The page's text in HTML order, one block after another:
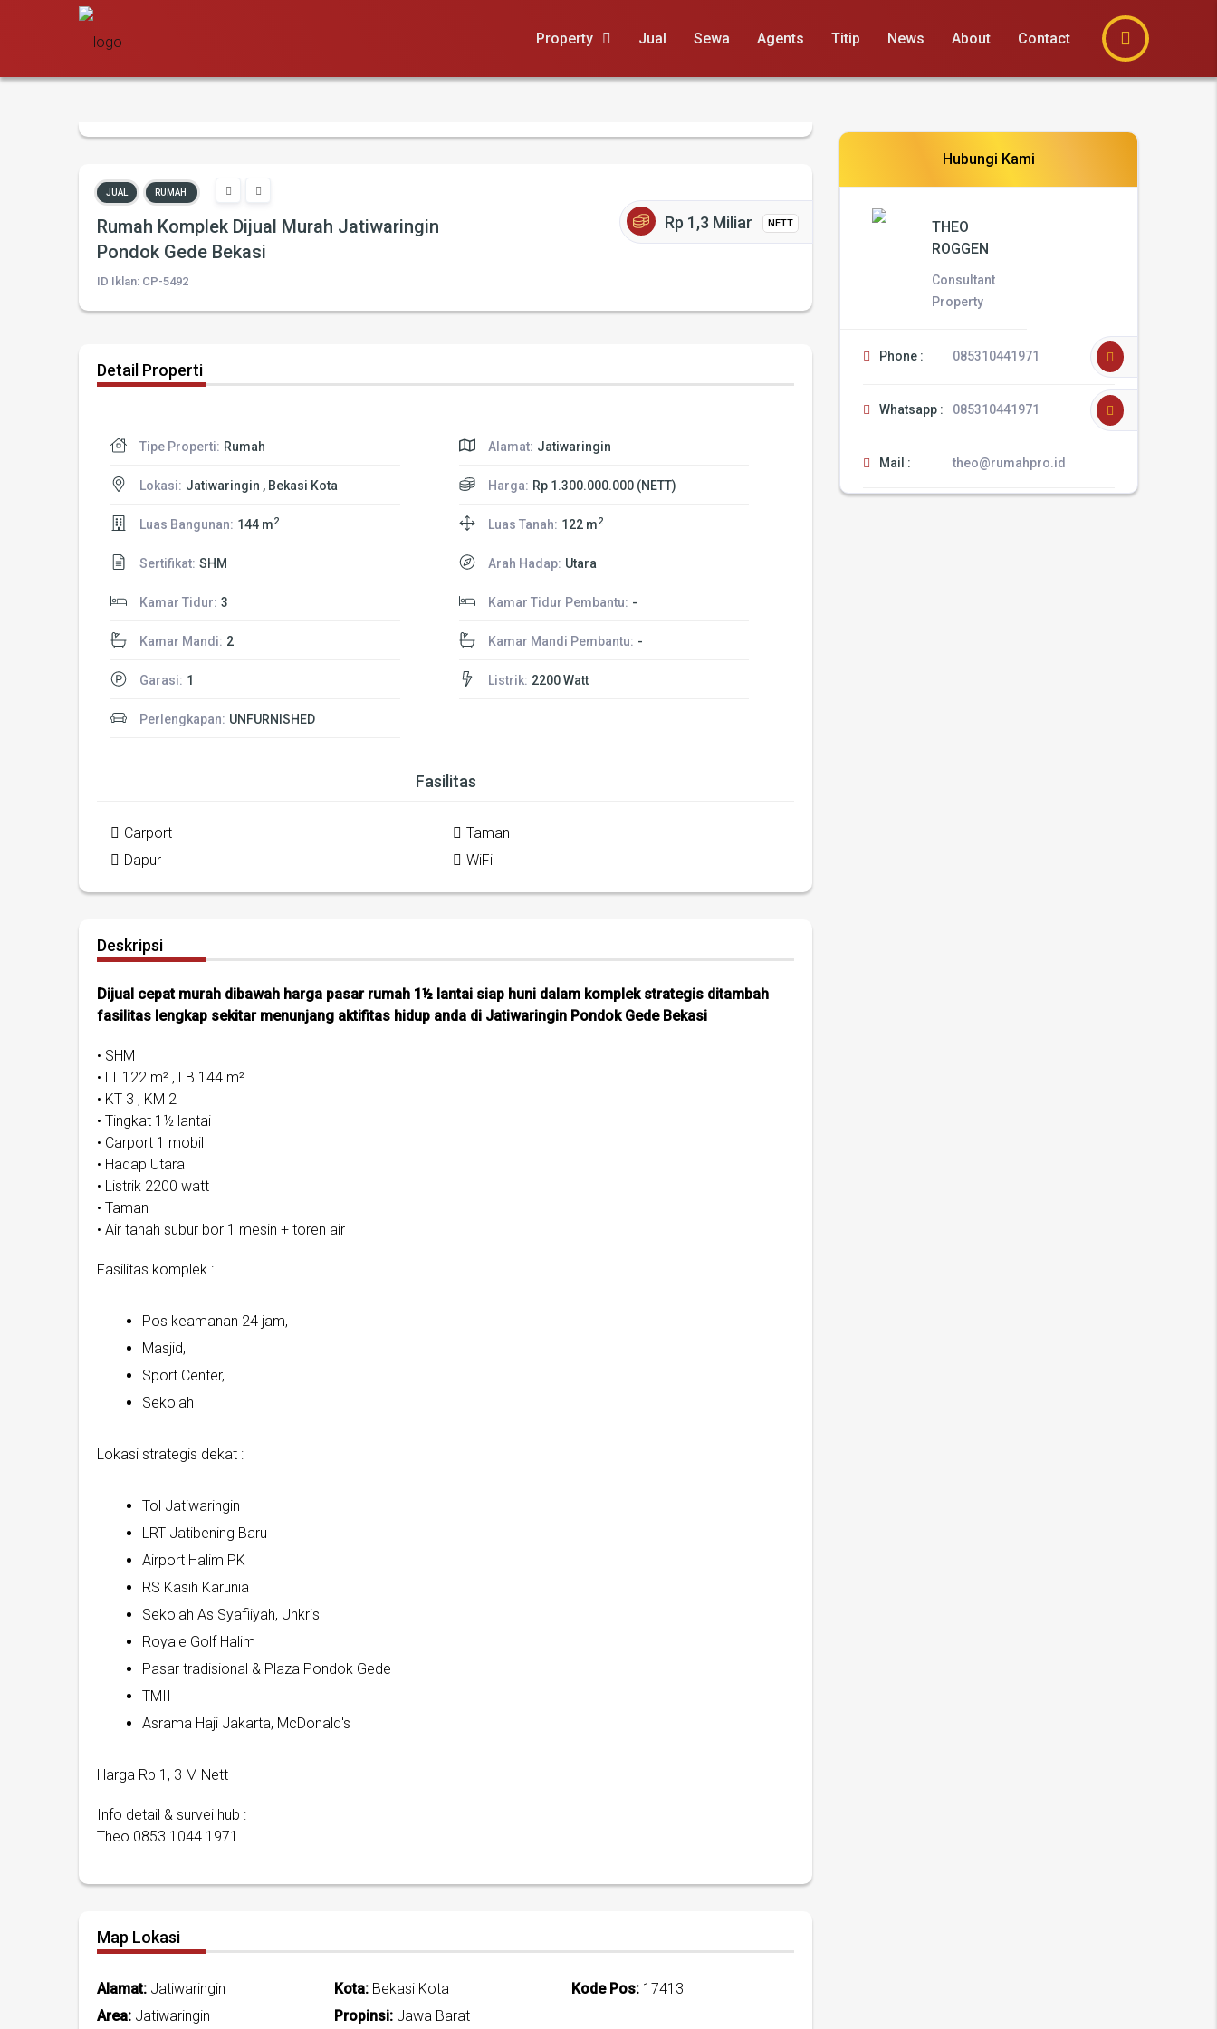
Property Jual Sewa Agents Titip News About Contact
JUAL RUMAH
Rumah Komplek Dijual Murah Jatiwaringin
Pondok Gede Bekasi
ID Iklan: CP-5492
Rp 1,3 Miliar NETT
Detail Properti
Tipe Properti: Rumah Alamat: Jatiwaringin
Lokasi: Jatiwaringin , Bekasi Kota Harga: Rp 1.300.000.000 (NETT)
Luas Bangunan: 144 m2 Luas Tanah: 122 m2
Sertifikat: SHM Arah Hadap: Utara
Kamar Tidur: 3 Kamar Tidur Pembantu: -
Kamar Mandi: 2 Kamar Mandi Pembantu: -
Garasi: 1 Listrik: 2200 Watt
Perlengkapan: UNFURNISHED
Fasilitas
Carport
Dapur
Taman
WiFi
Deskripsi
Dijual cepat murah dibawah harga pasar rumah 1½ lantai siap huni dalam komplek strategis ditambah
fasilitas lengkap sekitar menunjang aktifitas hidup anda di Jatiwaringin Pondok Gede Bekasi
• SHM
• LT 122 m² , LB 144 m²
• KT 3 , KM 2
• Tingkat 1½ lantai
• Carport 1 mobil
• Hadap Utara
• Listrik 2200 watt
• Taman
• Air tanah subur bor 1 mesin + toren air
Fasilitas komplek :
Pos keamanan 24 jam,
Masjid,
Sport Center,
Sekolah
Lokasi strategis dekat :
Tol Jatiwaringin
LRT Jatibening Baru
Airport Halim PK
RS Kasih Karunia
Sekolah As Syafiiyah, Unkris
Royale Golf Halim
Pasar tradisional & Plaza Pondok Gede
TMII
Asrama Haji Jakarta, McDonald's
Harga Rp 1, 3 M Nett
Info detail & survei hub :
Theo 0853 1044 1971
Map Lokasi
Alamat: Jatiwaringin
Area: Jatiwaringin
Kota: Bekasi Kota
Propinsi: Jawa Barat
Kode Pos: 17413
Hubungi Kami
THEO
ROGGEN
Consultant
Property
Phone : 085310441971
Whatsapp : 085310441971
Mail : theo@rumahpro.id